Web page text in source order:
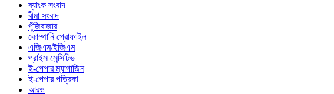
ব্যাংক সংবাদ
বীমা সংবাদ
পুঁজিবাজার
কোম্পানি প্রোফাইল
এজিএম/ইজিএম
প্রাইস সেন্সিটিভ
ই-পেপার ম্যাগাজিন
ই-পেপার পত্রিকা
আরও